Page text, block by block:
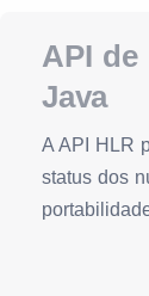
API de
Java
A API HLR
status dos